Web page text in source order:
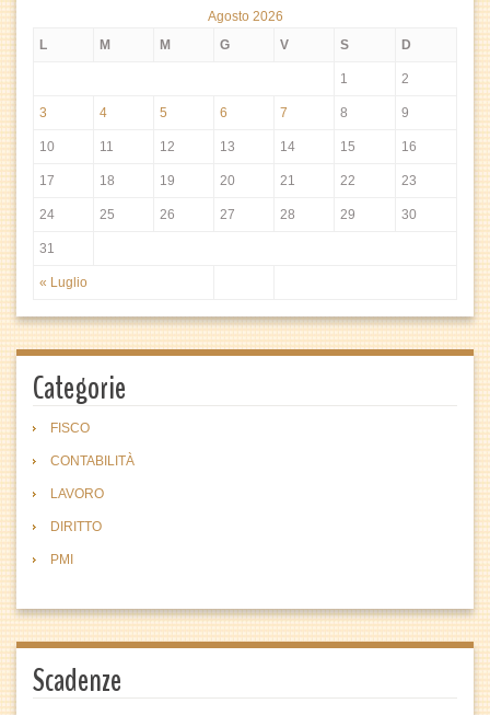
Agosto 2026
L
M M G V S D
« Luglio
1 2
3 4 5 6 7 8 9
10 11 12 13 14 15 16
17 18 19 20 21 22 23
24 25 26 27 28 29 30
31
Categorie
FISCO
CONTABILITÀ
LAVORO
DIRITTO
PMI
Scadenze